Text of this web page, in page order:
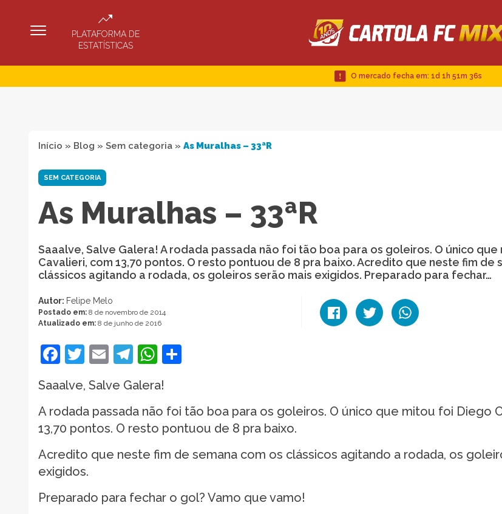
PLATAFORMA DE
ESTATÍSTICAS
O mercado fecha em: 1d 1h 51m 35s
Início » Blog » Sem categoria » As Muralhas – 33ªR
SEM CATEGORIA
As Muralhas – 33ªR
Saaalve, Salve Galera! A rodada passada não foi tão boa para os goleiros. O único
Cavalieri, com 13,70 pontos. O resto pontuou de 8 pra baixo. Acredito que neste fim de
clássicos agitando a rodada, os goleiros serão mais exigidos. Preparado para fechar…
Autor: Felipe Melo
Postado em: 8 de novembro de 2014
Atualizado em: 8 de junho de 2016
Facebook
Twitter
EmailTelegram
WhatsApp
Saaalve, Salve Galera!
A rodada passada não foi tão boa para os goleiros. O único que mitou foi Diego
13,70 pontos. O resto pontuou de 8 pra baixo.
Acredito que neste fim de semana com os clássicos agitando a rodada, os
exigidos.
Preparado para fechar o gol? Vamo que vamo!